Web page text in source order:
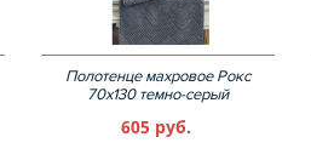
Полотенце махровое Рокс
70х130 темно-серый
605 руб.